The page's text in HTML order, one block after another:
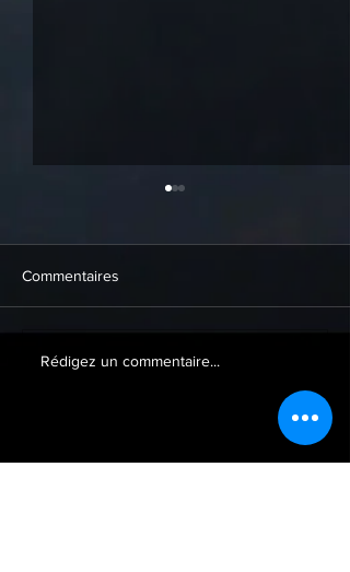
CARMEUSE
Commentaires
Rédigez un commentaire...